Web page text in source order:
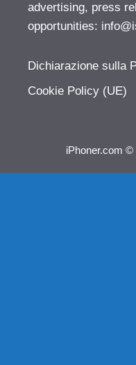
advertising, press
opportunities:
Dichiarazione sulla
Cookie Policy (UE)
iPhoner.com ©